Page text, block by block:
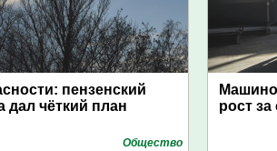
пензенский
дал чёткий план
Общество
рост за